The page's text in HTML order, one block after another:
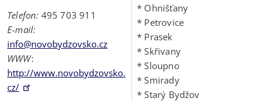
Telefon: 495 703 911
E-mail:
info@novobydzovsko.cz
WWW:
http://www.novobydzovsko.
cz/
* Ohnišťany
* Petrovice
* Prasek
* Skřivany
* Sloupno
* Smirady
* Starý Bydžov